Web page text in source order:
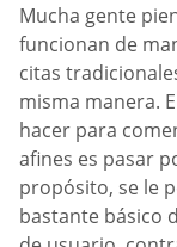
Mucha gente
funcionan de
citas
misma manera.
hacer para
afines es pasar
propósito, se le
bastante básico